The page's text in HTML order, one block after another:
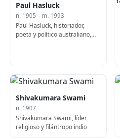
Paul Hasluck
n. 1905 – m. 1993
Paul Hasluck, historiador,
poeta y político australiano,
Shivakumara Swami
n. 1907
Shivakumara Swami, líder
religioso y filántropo indio